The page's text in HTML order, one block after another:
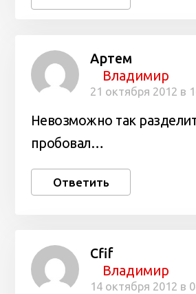
Артем
Владимир
21 октября 2012 в
Невозможно так
пробовал…
Ответить
Cfif
Владимир
14 октября 2012 в